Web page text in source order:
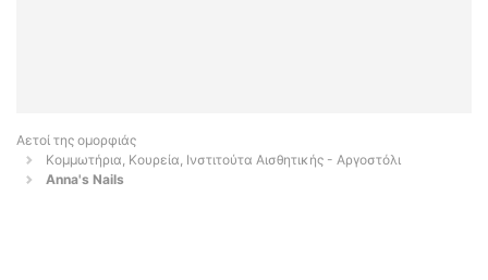
Αετοί της ομορφιάς
Κομμωτήρια, Κουρεία, Ινστιτούτα Αισθητικής - Αργοστόλι
Anna's Nails